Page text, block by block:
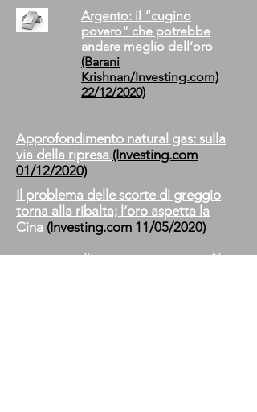
Argento: il “cugino
povero” che potrebbe
andare meglio dell’oro
(Barani
Krishnan/Investing.com)
22/12/2020)
Approfondimento natural gas: sulla
via della ripresa (Investing.com
01/12/2020)
Il problema delle scorte di greggio
torna alla ribalta; l’oro aspetta la
Cina (Investing.com 11/05/2020)
Investire nell'argento: cosa si profila